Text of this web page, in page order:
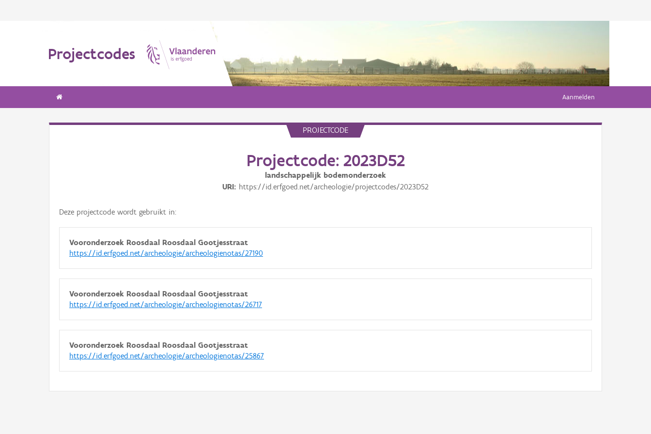
Projectcodes
Aanmelden
PROJECTCODE
Projectcode: 2023D52
landschappelijk bodemonderzoek
URI https://id.erfgoed.net/archeologie/projectcodes/2023D52
Deze projectcode wordt gebruikt in:
Vooronderzoek Roosdaal Roosdaal Gootjesstraat
https://id.erfgoed.net/archeologie/archeologienotas/27190
Vooronderzoek Roosdaal Roosdaal Gootjesstraat
https://id.erfgoed.net/archeologie/archeologienotas/26717
Vooronderzoek Roosdaal Roosdaal Gootjesstraat
https://id.erfgoed.net/archeologie/archeologienotas/25867